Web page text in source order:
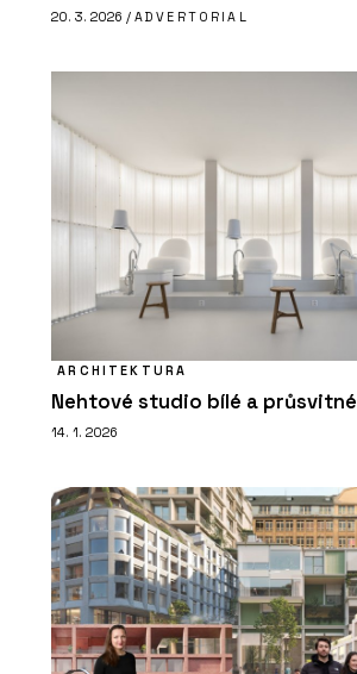
20. 3. 2026 / ADVERTORIAL
ARCHITEKTURA
Nehtové studio bílé a průsvitné
14. 1. 2026